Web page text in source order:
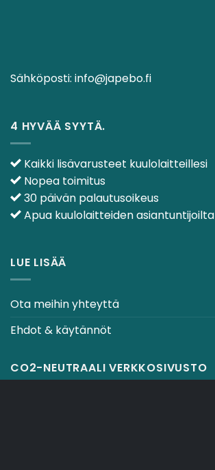
Sähköposti: info@japebo.fi
4 HYVÄÄ SYYTÄ.
Kaikki lisävarusteet kuulolaitteillesi
Nopea toimitus
30 päivän palautusoikeus
Apua kuulolaitteiden asiantuntijoilta
LUE LISÄÄ
Ota meihin yhteyttä
Ehdot & käytännöt
CO2-NEUTRAALI VERKKOSIVUSTO